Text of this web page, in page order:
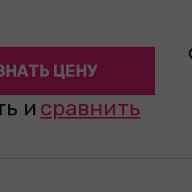
ЦЕНУ
и сравнить